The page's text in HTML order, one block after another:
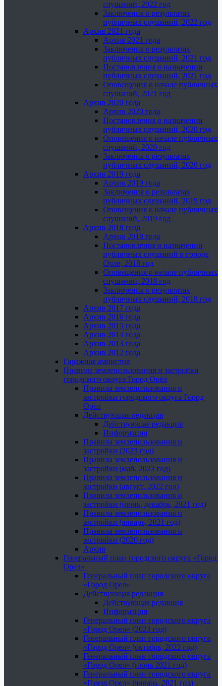
слушаний, 2022 год
Заключения о результатах
публичных слушаний, 2022 год
Архив 2021 года
Архив 2021 года
Заключения о результатах
публичных слушаний, 2021 год
Постановления о назначении
публичных слушаний, 2021 год
Оповещения о начале публичных
слушаний, 2021 год
Архив 2020 года
Архив 2020 года
Постановления о назначении
публичных слушаний, 2020 год
Оповещения о начале публичных
слушаний, 2020 год
Заключения о результатах
публичных слушаний, 2020 год
Архив 2019 года
Архив 2019 года
Заключения о результатах
публичных слушаний, 2019 год
Оповещения о начале публичных
слушаний, 2019 год
Архив 2018 года
Архив 2018 года
Постановления о назначении
публичных слушаний в городе
Орле, 2018 год
Оповещения о начале публичных
слушаний, 2018 год
Заключения о результатах
публичных слушаний, 2018 год
Архив 2017 года
Архив 2016 года
Архив 2015 года
Архив 2014 года
Архив 2013 года
Архив 2012 года
Гаражная амнистия
Правила землепользования и застройки
городского округа Город Орёл
Правила землепользования и
застройки городского округа Город
Орёл
Действующая редакция
Действующая редакция
Информация
Правила землепользования и
застройки (2023 год)
Правила землепользования и
застройки (май, 2023 год)
Правила землепользования и
застройки (август, 2022 год)
Правила землепользования и
застройки (июнь, декабрь, 2021 год)
Правила землепользования и
застройки (январь, 2021 год)
Правила землепользования и
застройки (2020 год)
Архив
Генеральный план городского округа «Город
Орел»
Генеральный план городского округа
«Город Орел»
Действующая редакция
Действующая редакция
Информация
Генеральный план городского округа
«Город Орел» (2023 год)
Генеральный план городского округа
«Город Орел» (октябрь, 2022 год)
Генеральный план городского округа
«Город Орел» (июнь 2021 год)
Генеральный план городского округа
«Город Орел» (январь, 2021 год)